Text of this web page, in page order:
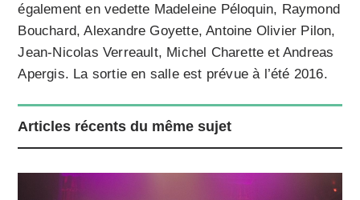
également en vedette Madeleine Péloquin, Raymond
Bouchard, Alexandre Goyette, Antoine Olivier Pilon,
Jean-Nicolas Verreault, Michel Charette et Andreas
Apergis. La sortie en salle est prévue à l’été 2016.
Articles récents du même sujet